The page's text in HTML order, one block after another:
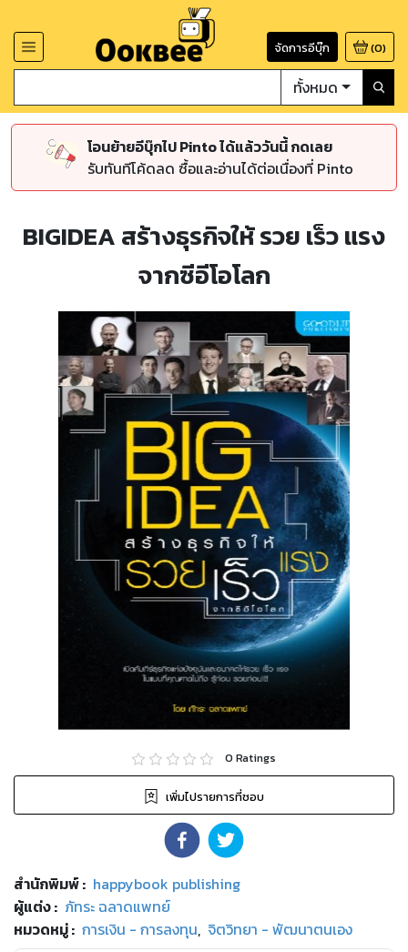
จัดการอีบุ๊ก (0)
ทั้งหมด
โอนย้ายอีบุ๊กไป Pinto ได้แล้ววันนี้ กดเลย
รับทันทีโค้ดลด ซื้อและอ่านได้ต่อเนื่องที่ Pinto
BIGIDEA สร้างธุรกิจให้ รวย เร็ว แรง
จากซีอีโอโลก
0 Ratings
เพิ่มไปรายการที่ชอบ
สำนักพิมพ์: happybook publishing
ผู้แต่ง : ภัทระ ฉลาดแพทย์
หมวดหมู่: การเงิน - การลงทุน, จิตวิทยา - พัฒนาตนเอง